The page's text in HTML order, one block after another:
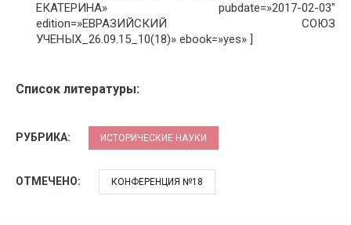
ЕКАТЕРИНА» pubdate=»2017-02-03″
edition=»ЕВРАЗИЙСКИЙ СОЮЗ
УЧЕНЫХ_26.09.15_10(18)» ebook=»yes» ]
Список литературы:
РУБРИКА: ИСТОРИЧЕСКИЕ НАУКИ
ОТМЕЧЕНО: КОНФЕРЕНЦИЯ №18